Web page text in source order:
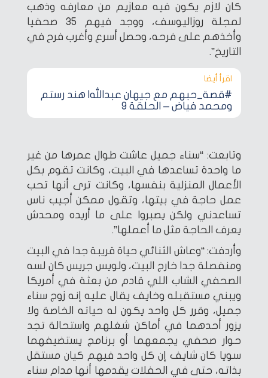
كان لازم يكون فيه معازيم من معارفه وذهب
لمجلة روزاليوسف، ووجد فيهم 35 صحفيا
وأخذهم على فرحه، وحصل أسرع وأغرب فرح في
التاريخ”.
اقرأ أيضا‎
#قصة_حبهم مع جيهان عبدالله| هند رستم
ومحمد فياض – الحلقة 9
وتابعت: “سناء جميل عاشت طوال عمرها من غير
ما واحدة تساعدها في البيت، وكانت تقوم بكل
الأعمال المنزلية بنفسها، وكانت ترى أنها تحب
عمل حاجة في بيتها، وتقول ممكن أجيب ناس
تساعدني ولكن يصبروا على ما أريده ومحدش
يعرف الحاجة مثل ما أعملها”.
وأردفت: “وعاش الثنائي حياة قريبة جدا في البيت
ومنفصلة جدا خارج البيت، ولويس جريس كان لسه
الصحفي الشاب اللي قادم من بعثة في أمريكا
ويبني مستقبله وخايف يقال عليه إنه زوج سناء
جميل، وقرر كل واحد يكون له حياته الخاصة ولا
يزور أحدهما في أماكن شغلهم واستحالة تجد
حوار صحفي يجمعهما أو برنامج يستضيفهما
سويا كان شايف إن كل واحد فيهم كيان مستقل
بذاته، حتى في الحفلات يقدمها أنها مدام سناء